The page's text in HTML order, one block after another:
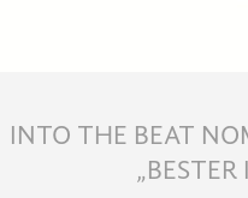
INTO THE BEAT